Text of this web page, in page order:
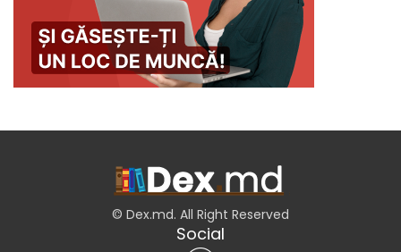
© Dex.md. All Right Reserved
Social